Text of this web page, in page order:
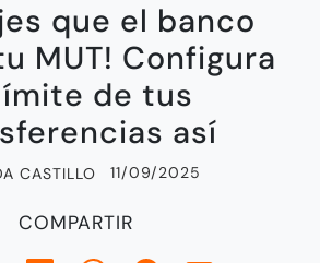
que el banco
MUT! Configura
de tus
así
CASTILLO 11/09/2025
COMPARTIR